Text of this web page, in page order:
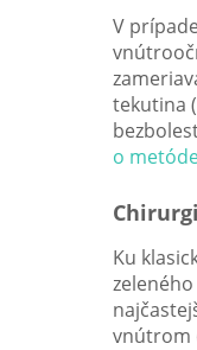
V
tekutina
o
Ku
vnútrom